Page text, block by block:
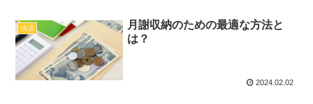
決済
月謝収納のための最適な方法と
は？
2024.02.02